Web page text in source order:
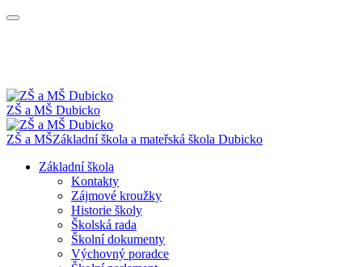
ZŠ a MŠ Dubicko
ZŠ a MŠZákladní škola a mateřská škola Dubicko
Základní škola
Kontakty
Zájmové kroužky
Historie školy
Školská rada
Školní dokumenty
Výchovný poradce